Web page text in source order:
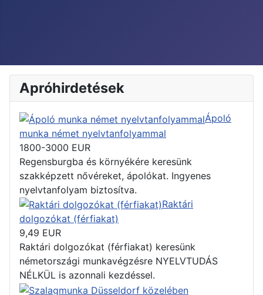
Apróhirdetések
Ápoló
munka német nyelvtanfolyammal
1800-3000 EUR
Regensburgba és környékére keresünk
szakképzett nővéreket, ápolókat. Ingyenes
nyelvtanfolyam biztosítva.
Raktári
dolgozókat (férfiakat)
9,49 EUR
Raktári dolgozókat (férfiakat) keresünk
németországi munkavégzésre NYELVTUDÁS
NÉLKÜL is azonnali kezdéssel.